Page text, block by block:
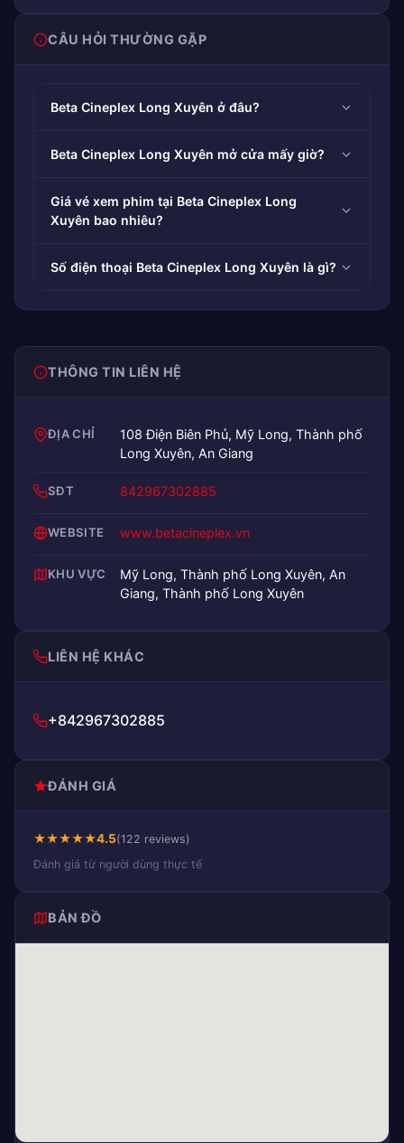
CÂU HỎI THƯỜNG GẶP
Beta Cineplex Long Xuyên ở đâu?
Beta Cineplex Long Xuyên mở cửa mấy giờ?
Giá vé xem phim tại Beta Cineplex Long
Xuyên bao nhiêu?
Số điện thoại Beta Cineplex Long Xuyên là gì?
THÔNG TIN LIÊN HỆ
ĐỊA CHỈ
108 Điện Biên Phủ, Mỹ Long, Thành phố
Long Xuyên, An Giang
SĐT 842967302885
WEBSITE www.betacineplex.vn
KHU VỰC
Mỹ Long, Thành phố Long Xuyên, An
Giang, Thành phố Long Xuyên
LIÊN HỆ KHÁC
+842967302885
ĐÁNH GIÁ
★★★★★4.5(122 reviews)
Đánh giá từ người dùng thực tế
BẢN ĐỒ